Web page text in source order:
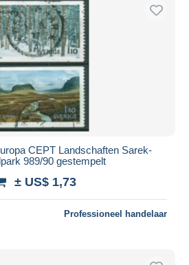
CEPT Landschaften Sarek-
989/90 gestempelt
± US$ 1,73
Professioneel handelaar